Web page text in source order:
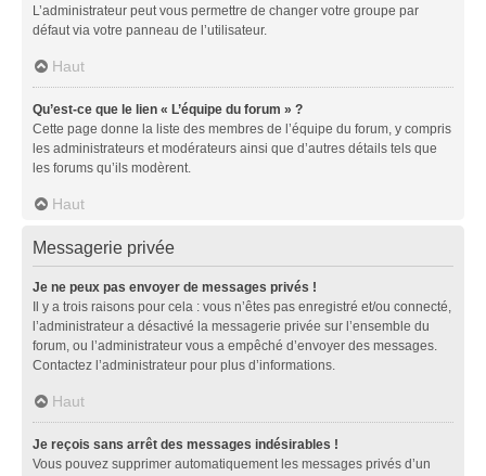
L’administrateur peut vous permettre de changer votre groupe par
défaut via votre panneau de l’utilisateur.
Haut
Qu’est-ce que le lien « L’équipe du forum » ?
Cette page donne la liste des membres de l’équipe du forum, y compris
les administrateurs et modérateurs ainsi que d’autres détails tels que
les forums qu’ils modèrent.
Haut
Messagerie privée
Je ne peux pas envoyer de messages privés !
Il y a trois raisons pour cela : vous n’êtes pas enregistré et/ou connecté,
l’administrateur a désactivé la messagerie privée sur l’ensemble du
forum, ou l’administrateur vous a empêché d’envoyer des messages.
Contactez l’administrateur pour plus d’informations.
Haut
Je reçois sans arrêt des messages indésirables !
Vous pouvez supprimer automatiquement les messages privés d’un